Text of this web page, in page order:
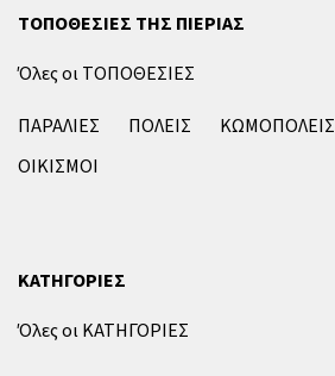
ΤΟΠΟΘΕΣΙΕΣ ΤΗΣ ΠΙΕΡΙΑΣ
Όλες οι ΤΟΠΟΘΕΣΙΕΣ
ΠΑΡΑΛΙΕΣ
ΠΟΛΕΙΣ ΚΩΜΟΠΟΛΕΙΣ
ΟΙΚΙΣΜΟΙ
ΚΑΤΗΓΟΡΙΕΣ
Όλες οι ΚΑΤΗΓΟΡΙΕΣ